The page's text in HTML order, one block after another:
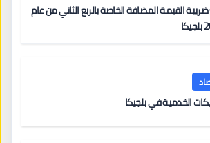
القيمة المضافة الخاصة بالربع الثاني من عام
الخدمية في بلجيكا